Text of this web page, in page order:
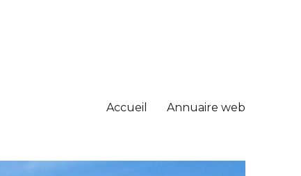
Accueil Annuaire web